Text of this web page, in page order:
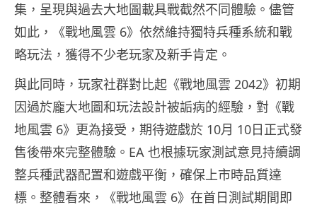
集，呈現與過去大地圖載具戰截然不同體驗。儘管
如此，《戰地風雲 6》依然維持獨特兵種系統和戰
略玩法，獲得不少老玩家及新手肯定。
與此同時，玩家社群對比起《戰地風雲 2042》初期
因過於龐大地圖和玩法設計被詬病的經驗，對《戰
地風雲 6》更為接受，期待遊戲於 10月 10日正式發
售後帶來完整體驗。EA 也根據玩家測試意見持續調
整兵種武器配置和遊戲平衡，確保上市時品質達
標。整體看來，《戰地風雲 6》在首日測試期間即